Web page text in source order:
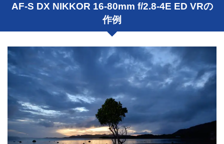
AF-S DX NIKKOR 16-80mm f/2.8-4E ED VRの
作例